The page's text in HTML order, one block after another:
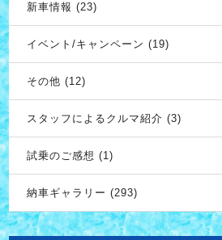
新車情報 (23)
イベント/キャンペーン (19)
その他 (12)
スタッフによるクルマ紹介 (3)
試乗のご感想 (1)
納車ギャラリー (293)